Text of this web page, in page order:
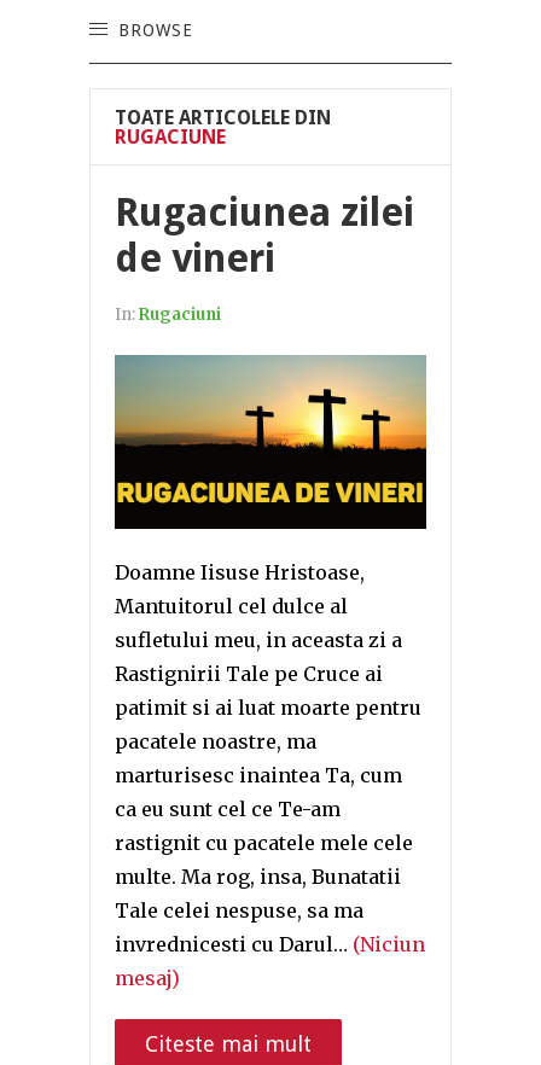
BROWSE
TOATE ARTICOLELE DIN
RUGACIUNE
Rugaciunea zilei
de vineri
In:Rugaciuni
Doamne Iisuse Hristoase,
Mantuitorul cel dulce al
sufletului meu, in aceasta zi a
Rastignirii Tale pe Cruce ai
patimit si ai luat moarte pentru
pacatele noastre, ma
marturisesc inaintea Ta, cum
ca eu sunt cel ce Te-am
rastignit cu pacatele mele cele
multe. Ma rog, insa, Bunatatii
Tale celei nespuse, sa ma
invrednicesti cu Darul… (Niciun
mesaj)
Citeste mai mult